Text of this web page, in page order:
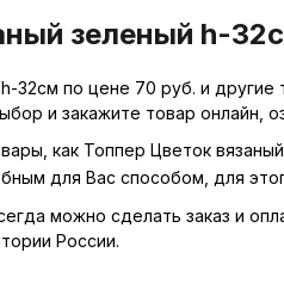
зеленый h-
32см по цене 70 руб. и другие
и закажите товар онлайн,
как Топпер Цветок
для Вас способом, для
можно сделать заказ и
России.